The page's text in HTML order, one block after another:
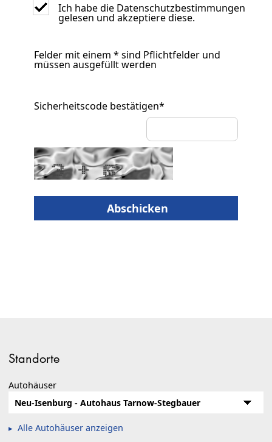
Ich habe die Datenschutzbestimmungen
gelesen und akzeptiere diese.
Felder mit einem * sind Pflichtfelder und
müssen ausgefüllt werden
Sicherheitscode bestätigen*
Standorte
Autohäuser
Alle Autohäuser anzeigen